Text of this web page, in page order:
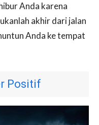
Anda karena
akhir dari jalan
Anda ke tempat
Positif